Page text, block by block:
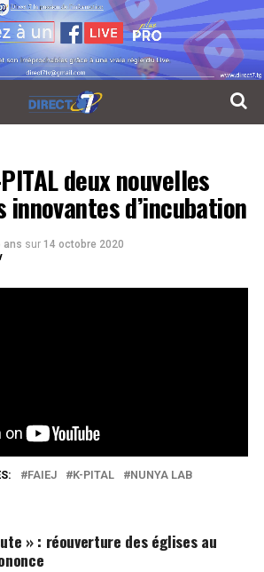
deux nouvelles
d’incubation
ans sur 14 octobre 2020
FAIEJ K-PITAL
NUNYA LAB
» : réouverture des églises au